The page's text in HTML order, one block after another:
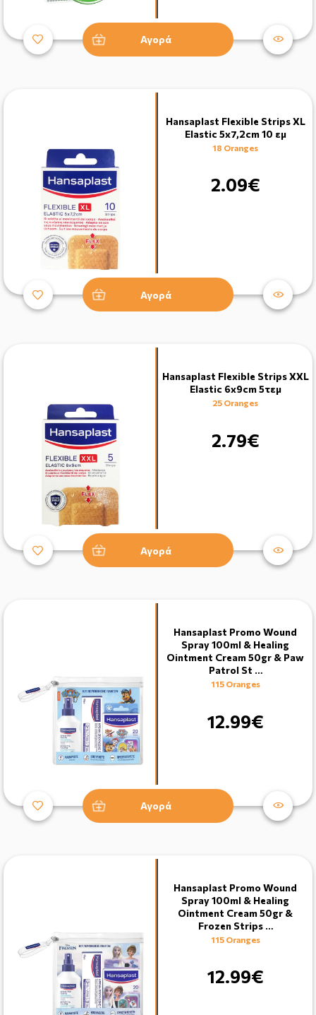
Αγορά
Hansaplast Flexible Strips XL
Elastic 5x7,2cm 10 εμ
18 Oranges
2.09€
Αγορά
Hansaplast Flexible Strips XXL
Elastic 6x9cm 5τεμ
25 Oranges
2.79€
Αγορά
Hansaplast Promo Wound
Spray 100ml & Healing
Ointment Cream 50gr & Paw
Patrol St …
115 Oranges
12.99€
Αγορά
Hansaplast Promo Wound
Spray 100ml & Healing
Ointment Cream 50gr &
Frozen Strips …
115 Oranges
12.99€